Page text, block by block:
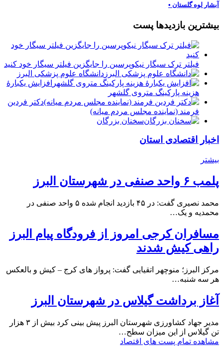
آبشار لوه گلستان •
بیشترین بازدیدها پست
فیلتر ترک سیگار نیکوپرسین را جایگزین فیلتر سیگار خود کنید
دانشگاه علوم پزشکی البرز
افزایش یکبارۀ
هزینه پارکینگ متروی گلشهر
دكتر فردين
فرمند (نماينده مجلس مردم میانه)
سخنان بزرگان
اخبار اقتصادی استان
بیشتر
پلمب ۶ واحد صنفی در شهرستان البرز
محمد نصیری گفت: در ۴۵ بازدید انجام شده ۵ واحد صنفی در
محمدیه و یک…
مسافران کرجی امروز از فرودگاه پیام البرز
راهی کیش شدند
مرکز البرز؛ منوچهر اتقیایی گفت: پرواز های کرج – کیش و بالعکس
هر سه شنبه…
آغاز برداشت گیلاس در شهرستان البرز
مدیر جهاد کشاورزی شهرستان البرز پیش بینی کرد بیش از ۳ هزار
تن گیلاس از این میزان سطح…
مشاهده تمام پست های اقتصاد